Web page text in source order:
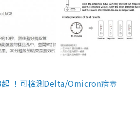
起 ！可檢測Delta/Omicron病毒